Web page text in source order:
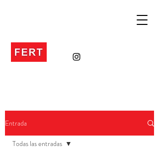
Entrada
Todas las entradas